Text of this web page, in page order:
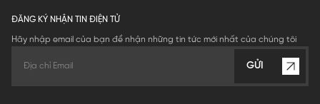
ĐĂNG KÝ NHẬN TIN ĐIỆN TỬ
Hãy nhập email của bạn để nhận những tin tức mới nhất của chúng tôi
GỬI